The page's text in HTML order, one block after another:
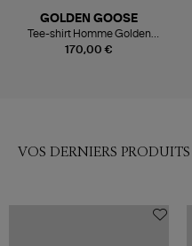
170,00 €
GOLDEN GOOSE
Tee-shirt Homme Golden
Coton Blanc Vintage
VOS DERNIERS